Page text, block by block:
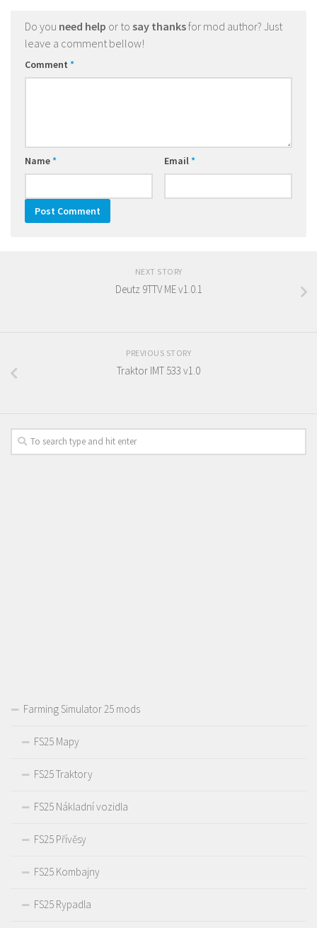
Do you need help or to say thanksfor mod author? Just
leave a comment bellow!
Comment *
Name* Email*
NEXT STORY
Deutz 9TTV ME v1.0.1
PREVIOUS STORY
Traktor IMT 533 v1.0
Farming Simulator 25 mods
FS25 Mapy
FS25 Traktory
FS25 Nákladní vozidla
FS25 Přívěsy
FS25 Kombajny
FS25 Rypadla